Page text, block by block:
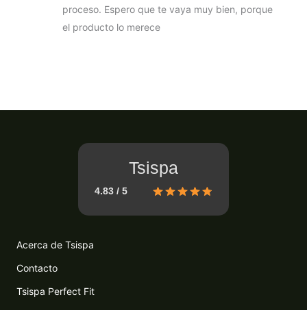
proceso. Espero que te vaya muy bien, porque
el producto lo merece
Tsispa
4.83 / 5
Acerca de Tsispa
Contacto
Tsispa Perfect Fit